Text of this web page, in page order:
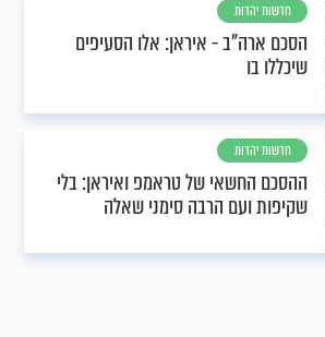
חדשות יהדות
הסכם ארה"ב - איראן: אלו הסעיפים
שיכללו בו
חדשות יהדות
ההסכם החשאי של טראמפ ואיראן: בלי
שקיפות ועם הרבה סימני שאלה